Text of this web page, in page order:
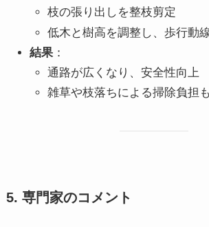
枝の張り出しを整枝剪定
低木と樹高を調整し、歩行動
結果 ：
通路が広くなり、安全性向上
雑草や枝落ちによる掃除負担
5. 専門家のコメント